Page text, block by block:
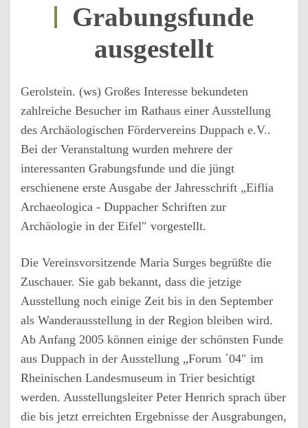
Grabungsfunde
ausgestellt
Gerolstein. (ws) Großes Interesse bekundeten
zahlreiche Besucher im Rathaus einer Ausstellung
des Archäologischen Fördervereins Duppach e.V..
Bei der Veranstaltung wurden mehrere der
interessanten Grabungsfunde und die jüngt
erschienene erste Ausgabe der Jahresschrift „Eiflia
Archaeologica - Duppacher Schriften zur
Archäologie in der Eifel″ vorgestellt.
Die Vereinsvorsitzende Maria Surges begrüßte die
Zuschauer. Sie gab bekannt, dass die jetzige
Ausstellung noch einige Zeit bis in den September
als Wanderausstellung in der Region bleiben wird.
Ab Anfang 2005 können einige der schönsten Funde
aus Duppach in der Ausstellung „Forum ´04″ im
Rheinischen Landesmuseum in Trier besichtigt
werden. Ausstellungsleiter Peter Henrich sprach über
die bis jetzt erreichten Ergebnisse der Ausgrabungen,